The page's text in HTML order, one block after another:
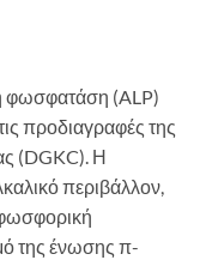
φωσφατάση (ALP)
προδιαγραφές της
(DGKC). Η
περιβάλλον,
της ένωσης π-